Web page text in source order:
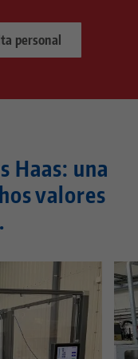
personal
Haas: una
valores